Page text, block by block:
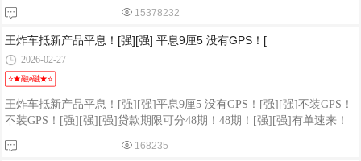
POS：http://oss.flmyzf.com/yzf/html/regist/index.html?phone=%E4%
15378232
王炸车抵新产品平息！[强][强] 平息9厘5 没有GPS！[
2026-02-27
⭐★融e融★⭐
王炸车抵新产品平息！[强][强]平息9厘5 没有GPS！[强][强]不装GPS！
不装GPS！[强][强][强]贷款期限可分48期！48期！[强][强]有单速来！
2. 急用钱不用愁 押本不押车 当天到账3. 花户逾期可办 正规透明 无中
168235